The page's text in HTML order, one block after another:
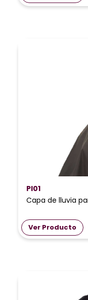
PI01
Capa de lluvia
Ver Producto